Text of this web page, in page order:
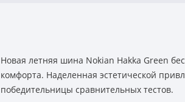
Новая летняя шина Nokian Hakka Green
комфорта. Наделенная эстетической
победительницы сравнительных тестов.